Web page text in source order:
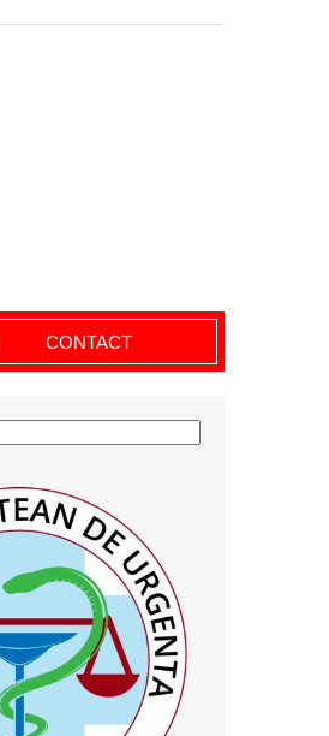
cancan, stiri locale
CONTACT